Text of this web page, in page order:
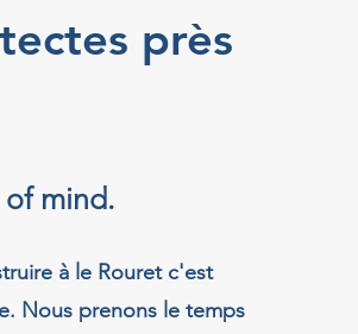
près
mind.
à le Rouret c'est
Nous prenons le temps